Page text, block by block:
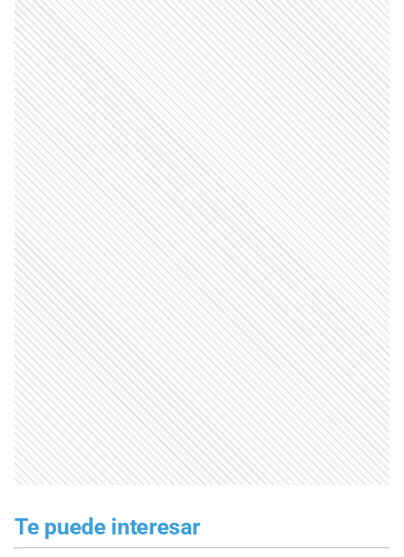
Te puede interesar